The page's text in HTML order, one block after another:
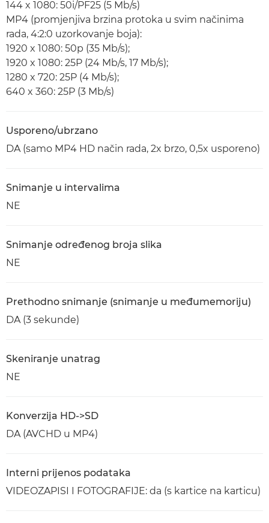
144 x 1080: 50i/PF25 (5 Mb/s)
MP4 (promjenjiva brzina protoka u svim načinima
rada, 4:2:0 uzorkovanje boja):
1920 x 1080: 50p (35 Mb/s);
1920 x 1080: 25P (24 Mb/s, 17 Mb/s);
1280 x 720: 25P (4 Mb/s);
640 x 360: 25P (3 Mb/s)
Usporeno/ubrzano
DA (samo MP4 HD način rada, 2x brzo, 0,5x usporeno)
Snimanje u intervalima
NE
Snimanje određenog broja slika
NE
Prethodno snimanje (snimanje u međumemoriju)
DA (3 sekunde)
Skeniranje unatrag
NE
Konverzija HD->SD
DA (AVCHD u MP4)
Interni prijenos podataka
VIDEOZAPISI I FOTOGRAFIJE: da (s kartice na karticu)